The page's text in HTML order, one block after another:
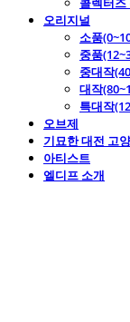
오리지널
소품
중품
중대작
대작
특대작
오브제
기묘한 대전 고
아티스트
엘디프 소개